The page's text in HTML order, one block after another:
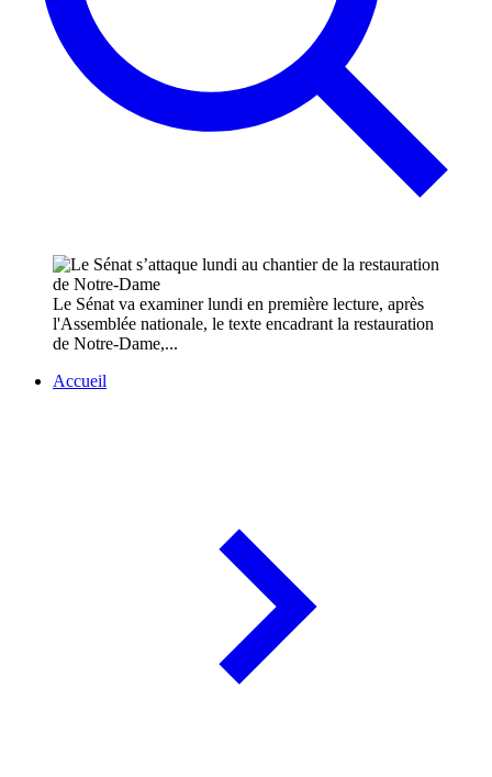
Le Sénat va examiner lundi en première lecture, après
l'Assemblée nationale, le texte encadrant la restauration
de Notre-Dame,...
Accueil